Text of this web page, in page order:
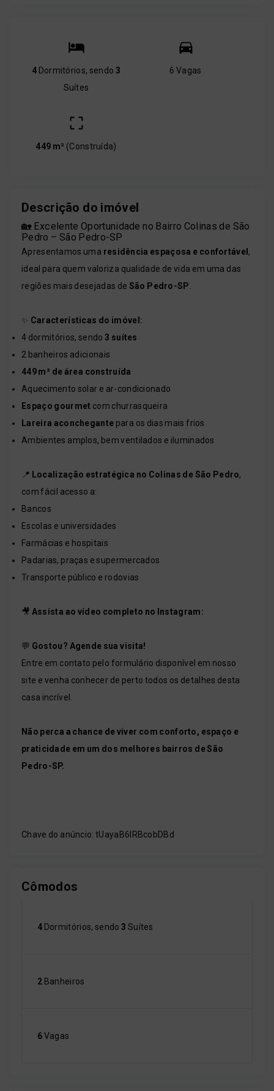
4 Dormitórios, sendo 3
Suítes
6 Vagas
449 m² (Construída)
Descrição do imóvel
🏡 Excelente Oportunidade no Bairro Colinas de São
Pedro – São Pedro-SP
Apresentamos uma residência espaçosa e confortável ,
ideal para quem valoriza qualidade de vida em uma das
regiões mais desejadas de São Pedro-SP.
✨ Características do imóvel:
4 dormitórios, sendo3 suítes
2 banheiros adicionais
449 m² de área construída
Aquecimento solar e ar-condicionado
Espaço gourmet com churrasqueira
Lareira aconchegante para os dias mais frios
Ambientes amplos, bem ventilados e iluminados
📍 Localização estratégica no Colinas de São Pedro,
com fácil acesso a:
Bancos
Escolas e universidades
Farmácias e hospitais
Padarias, praças e supermercados
Transporte público e rodovias
🎥 Assista ao vídeo completo no Instagram:
💬 Gostou? Agende sua visita!
Entre em contato pelo formulário disponível em nosso
site e venha conhecer de perto todos os detalhes desta
casa incrível.
Não perca a chance de viver com conforto, espaço e
praticidade em um dos melhores bairros de São
Pedro-SP.
Chave do anúncio: tUayaB6lRBcobDBd
Cômodos
4 Dormitórios, sendo3 Suítes
2 Banheiros
6Vagas